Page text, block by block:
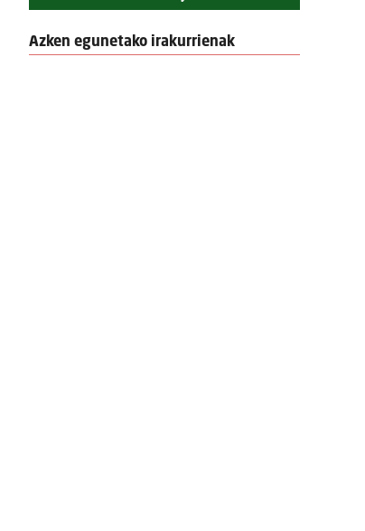
Azken egunetako irakurrienak